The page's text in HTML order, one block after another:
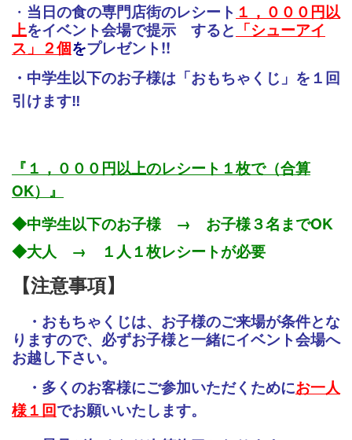
・ 当日の食の専門店街のレシート １，０００円以
上をイベント会場で提示 すると 「シューアイ
ス」２個をプレゼント!!
・中学生以下のお子様は「おもちゃくじ」を１回
引けます‼
『１，０００円以上のレシート１枚で（合算
OK）』
◆中学生以下のお子様 → お子様３名までOK
◆大人 → １人１枚レシートが必要
【注意事項】
・おもちゃくじは、お子様のご来場が条件とな
りますので、必ずお子様と一緒にイベント会場へ
お越し下さい。
・多くのお客様にご参加いただくためにお一人
様１回でお願いいたします。